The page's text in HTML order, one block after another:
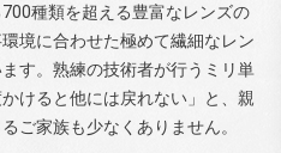
種類を超える豊富なレンズの
境に合わせた極めて繊細なレン
す。熟練の技術者が行うミリ単
けると他には戻れない」と、親
ご家族も少なくありません。